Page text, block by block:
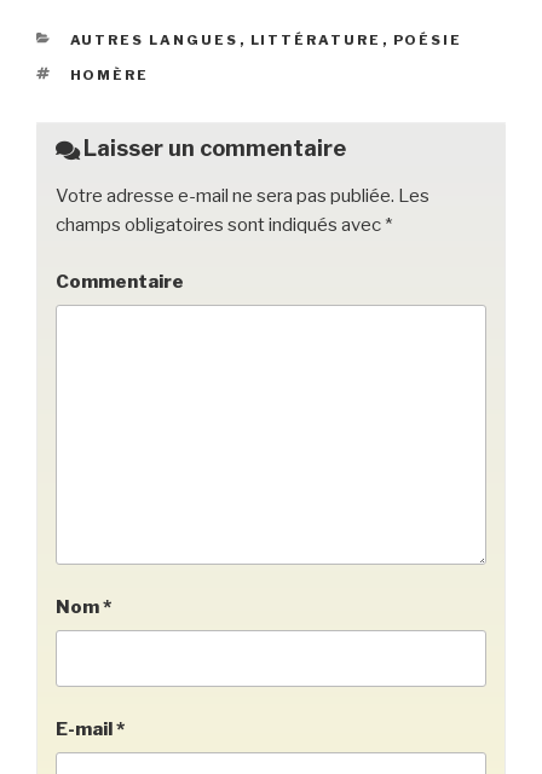
e
b
o
k
er
k
g
CATÉGORIES
AUTRES LANGUES , LITTÉRATURE , POÉSIE
ÉTIQUETTES
HOMÈRE
Laisser un commentaire
Votre adresse e-mail ne sera pas publiée. Les
champs obligatoires sont indiqués avec *
Commentaire
Nom*
E-mail*